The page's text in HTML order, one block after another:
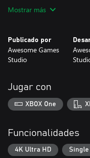
Crea tu escuadrón como
guste y observa cómo tu
destructora de mundos.
Mostrar más
Publicado por
Awesome Games
Studio
Jugar con
XBOX One
Funcionalidades
4K Ultra HD